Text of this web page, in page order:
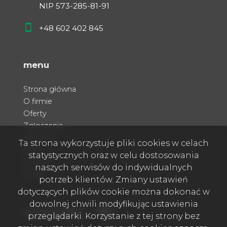
NIP 573-285-81-91
+48 602 402 845
menu
Strona główna
O firmie
Oferty
Zgłoszenia
Kontakt
social media Facebook
Facebook
Ta strona wykorzystuje pliki cookies w celach
statystycznych oraz w celu dostosowania
naszych serwisów do indywidualnych
potrzeb klientów. Zmiany ustawień
dotyczących plików cookie można dokonać w
dowolnej chwili modyfikując ustawienia
przeglądarki. Korzystanie z tej strony bez